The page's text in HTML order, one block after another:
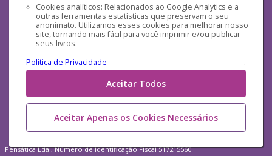
Cookies analíticos: Relacionados ao Google Analytics e a
outras ferramentas estatísticas que preservam o seu
anonimato. Utilizamos esses cookies para melhorar nosso
site, tornando mais fácil para você imprimir e/ou publicar
seus livros.
Política de Privacidade
.
Aceitar Todos
Aceitar Apenas os Cookies Necessários
Mídias Sociais
Pensática Lda., Número de Identificação Fiscal 517215560